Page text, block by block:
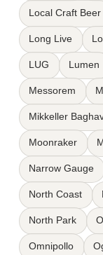
Local Craft Beer
Long Live
LUG Lumen
Messorem
Mikkeller
Moonraker
Narrow Gauge
North Coast
North Park
Omnipollo